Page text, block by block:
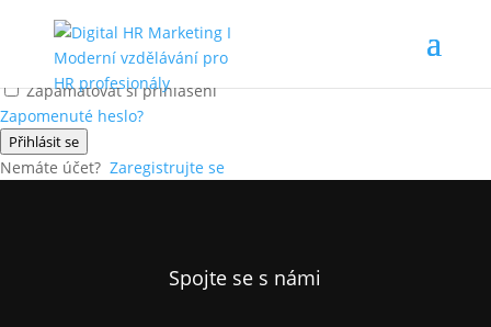
Zapamatovat si přihlášení
Zapomenuté heslo?
Přihlásit se
Nemáte účet? Zaregistrujte se
Spojte se s námi